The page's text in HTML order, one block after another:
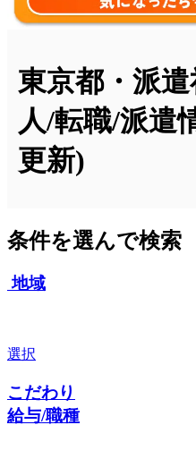
東京都・派
人/転職/派遣
更新)
条件を選んで検索
地域
選択
こだわり
給与/職種